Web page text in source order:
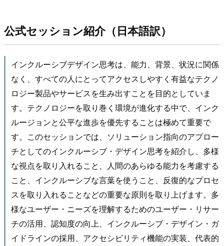
公式セッション紹介（日本語訳）
インクルーシブデザイン思考は、能力、背景、状況に関係
なく、すべての人にとってアクセスしやすく有益なテクノ
ロジー製品やサービスを生み出すことを目的としていま
す。テクノロジーを取り巻く環境が進化する中で、インク
ルージョンと公平な進歩を優先することは極めて重要で
す。このセッションでは、ソリューション指向のアプロー
チとしてのインクルーシブ・デザイン思考を紹介し、多様
な視点を取り入れること、人間のあらゆる能力を考慮する
こと、インクルーシブな言葉を使うこと、反復的なプロセ
スを取り入れることなどの重要な原則を取り上げます。多
様なユーザー・ニーズを理解するためのユーザー・リサー
チの活用、認知度の向上、インクルーシブ・デザイン・ガ
イドラインの採用、アクセシビリティ機能の実装、代表的